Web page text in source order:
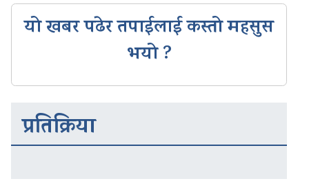
यो खबर पढेर तपाईलाई कस्तो महसुस
भयो ?
प्रतिक्रिया